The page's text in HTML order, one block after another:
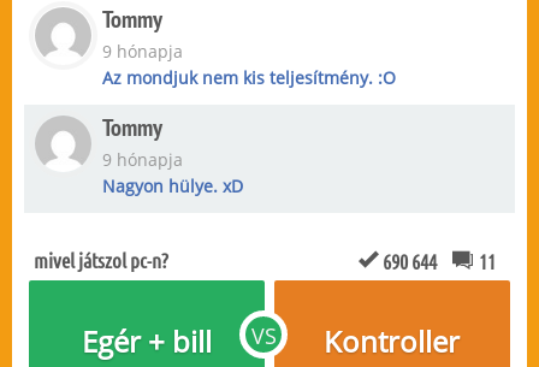
Tommy
9 hónapja
Az mondjuk nem kis teljesítmény. :O
Tommy
9 hónapja
Nagyon hülye. xD
mivel játszol pc-n? 690 644 11
VS
Egér + bill Kontroller